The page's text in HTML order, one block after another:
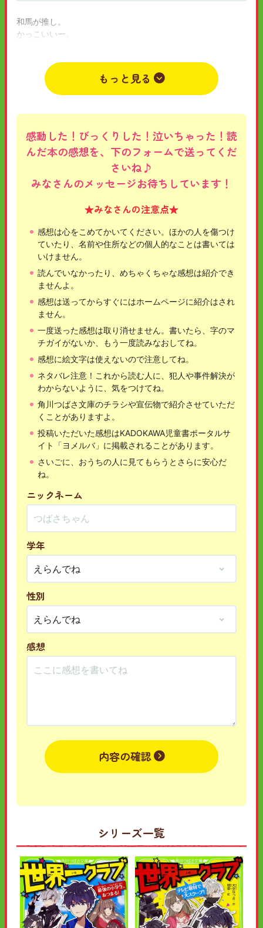
和馬が推し。
かっこいいー。
2022年03月30日 小学6年 ないしょ つばさちゃん
もっと見る
感動した！びっくりした！泣いちゃった！読
んだ本の感想を、下のフォームで送ってくだ
さいね♪
みなさんのメッセージお待ちしています！
★みなさんの注意点★
感想は心をこめてかいてください。ほかの人を傷つけ
ていたり、名前や住所などの個人的なことは書いては
いけません。
読んでいなかったり、めちゃくちゃな感想は紹介でき
ませんよ。
感想は送ってからすぐにはホームページに紹介はされ
ません。
一度送った感想は取り消せません。書いたら、字のマ
チガイがないか、もう一度読みなおしてね。
感想に絵文字は使えないので注意してね。
ネタバレ注意！これから読む人に、犯人や事件解決が
わからないように、気をつけてね。
角川つばさ文庫のチラシや宣伝物で紹介させていただ
くことがありますよ。
投稿いただいた感想はKADOKAWA児童書ポータルサ
イト「ヨメルバ」に掲載されることがあります。
さいごに、おうちの人に見てもらうとさらに安心だ
ね。
ニックネーム
学年
性別
感想
内容の確認
シリーズ一覧